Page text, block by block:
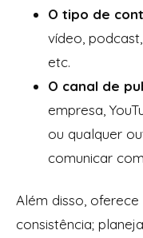
O tipo de
vídeo,
etc.
O canal de
empresa,
ou qualquer
comunicar
Além disso,
consistência;